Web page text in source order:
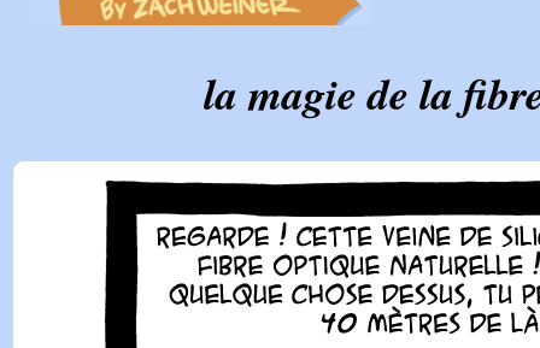
la magie de la